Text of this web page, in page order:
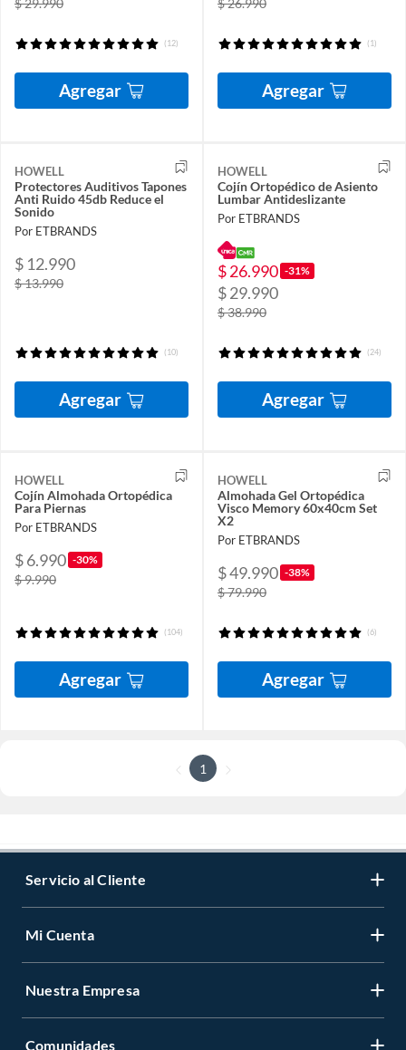
$ 29.990
(12)
Agregar
$ 26.990
(1)
Agregar
HOWELL
Protectores Auditivos Tapones
Anti Ruido 45db Reduce el
Sonido
Por ETBRANDS
$ 12.990
$ 13.990
(10)
Agregar
HOWELL
Cojín Ortopédico de Asiento
Lumbar Antideslizante
Por ETBRANDS
$ 26.990 -31%
$ 29.990
$ 38.990
(24)
Agregar
HOWELL
Cojín Almohada Ortopédica
Para Piernas
Por ETBRANDS
$ 6.990 -30%
$ 9.990
(104)
Agregar
HOWELL
Almohada Gel Ortopédica
Visco Memory 60x40cm Set
X2
Por ETBRANDS
$ 49.990 -38%
$ 79.990
(6)
Agregar
1
Servicio al Cliente
Mi Cuenta
Nuestra Empresa
Comunidades